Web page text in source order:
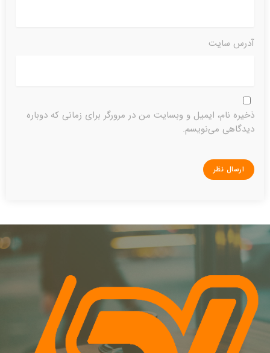
آدرس سایت
ذخیره نام، ایمیل و وبسایت من در مرورگر برای زمانی که دوباره
دیدگاهی می‌نویسم.